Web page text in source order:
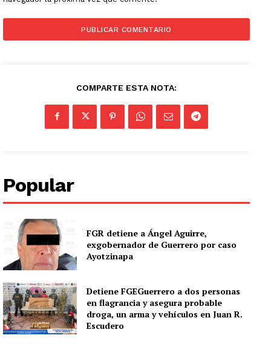
COMPARTE ESTA NOTA:
Popular
FGR detiene a Ángel Aguirre,
exgobernador de Guerrero por caso
Ayotzinapa
Detiene FGEGuerrero a dos personas
en flagrancia y asegura probable
droga, un arma y vehículos en Juan R.
Escudero